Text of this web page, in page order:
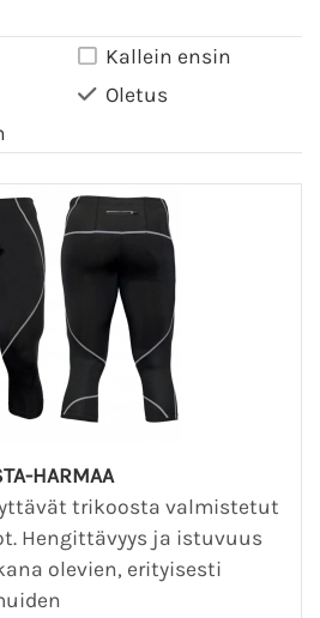
Kallein ensin
Oletus
HARMAA
trikoosta valmistetut
Hengittävyys ja istuvuus
olevien, erityisesti